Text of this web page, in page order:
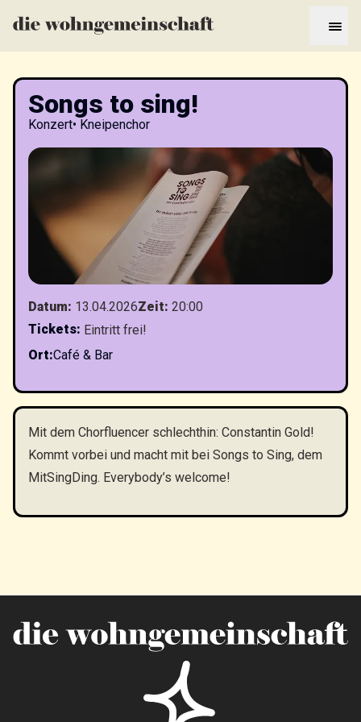
Songs to sing!
Konzert• Kneipenchor
Datum: 13.04.2026Zeit: 20:00
Tickets: Eintritt frei!
Ort:Café & Bar
Mit dem Chorfluencer schlechthin: Constantin Gold!
Kommt vorbei und macht mit bei Songs to Sing, dem
MitSingDing. Everybody’s welcome!